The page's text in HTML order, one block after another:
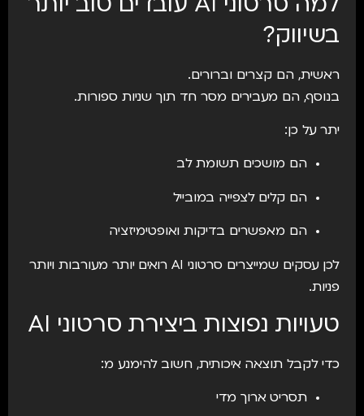
למה סרטוני AI עובדים טוב יותר
בשיווק?
ראשית, הם קצרים וברורים.
בנוסף, הם מעבירים מסר חד תוך שניות ספורות.
יתר על כן:
הם מושכים תשומת לב
הם קלים לצפייה במובייל
הם מאפשרים בדיקות ואופטימיזציה
לכן עסקים שמייצרים סרטוני AI רואים יותר מעורבות ויותר
פניות.
טעויות נפוצות ביצירת סרטוני AI
כדי לקבל תוצאה איכותית, חשוב להימנע מ:
תסריט ארוך מדי